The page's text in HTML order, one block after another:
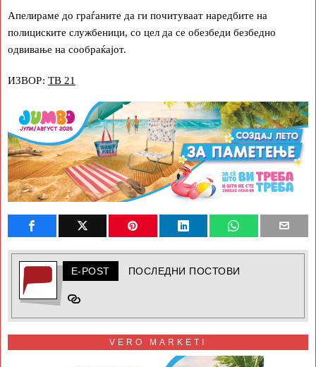
Апелираме до граѓаните да ги почитуваат наредбите на
полициските службеници, со цел да се обезбеди безбедно
одвивање на сообраќајот.
ИЗВОР: ТВ 21
E-POST ПОСЛЕДНИ ПОСТОВИ
VERO MARKETI